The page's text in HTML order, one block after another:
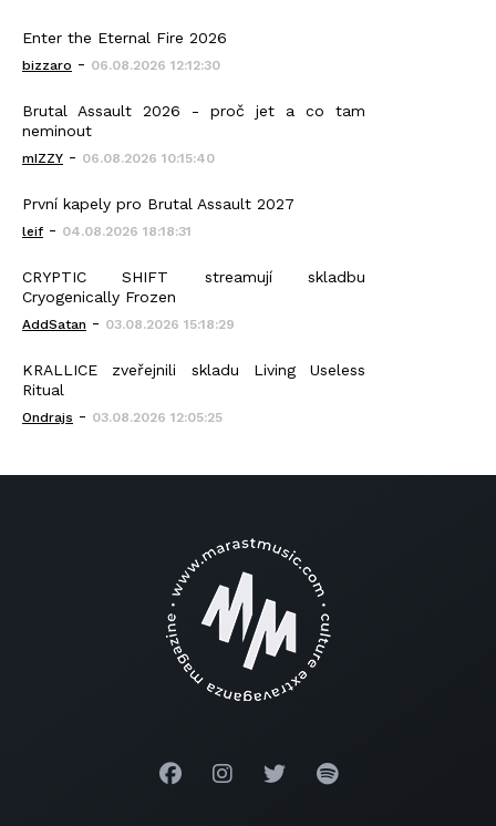
Enter the Eternal Fire 2026
bizzaro - 06.08.2026 12:12:30
Brutal Assault 2026 - proč jet a co tam
neminout
mIZZY - 06.08.2026 10:15:40
První kapely pro Brutal Assault 2027
leif - 04.08.2026 18:18:31
CRYPTIC SHIFT streamují skladbu
Cryogenically Frozen
AddSatan - 03.08.2026 15:18:29
KRALLICE zveřejnili skladu Living Useless
Ritual
Ondrajs - 03.08.2026 12:05:25